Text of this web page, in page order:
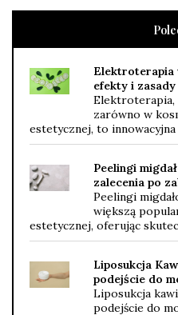
Elektroterapia
efekty i
Elektroterapia,
zarówno w
estetycznej, to
Peelingi
zalecenia po
Peelingi
większą
estetycznej, oferując
Liposukcja
podejście do
Liposukcja
podejście do